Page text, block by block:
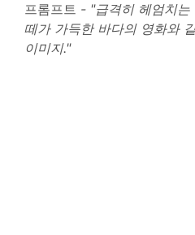
프롬프트 - "급격히 헤엄치는
떼가 가득한 바다의 영화와
이미지."